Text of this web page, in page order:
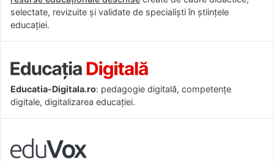
selectate, revizuite și validate de specialiști în științele
educației.
Educatia-Digitala.ro: pedagogie digitală, competențe
digitale, digitalizarea educației.